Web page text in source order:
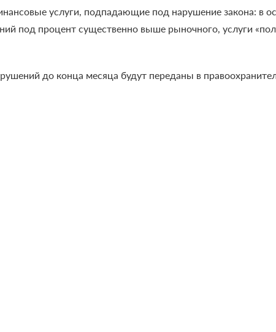
услуги, подпадающие под нарушение закона: в
под процент существенно выше рыночного, услуги
до конца месяца будут переданы в